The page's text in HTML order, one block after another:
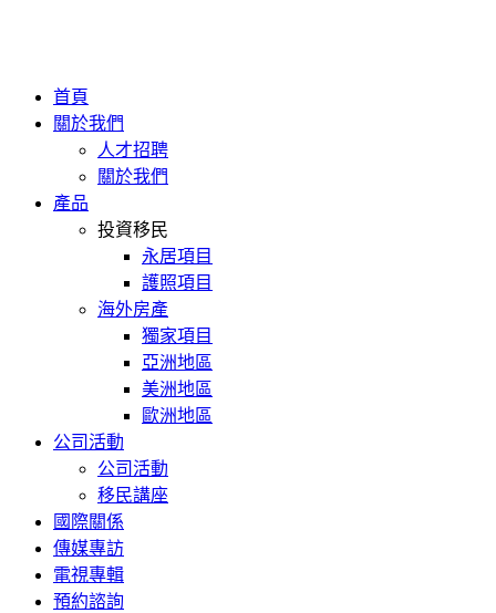
首頁
關於我們
人才招聘
關於我們
產品
投資移民
永居項目
護照項目
海外房產
獨家項目
亞洲地區
美洲地區
歐洲地區
公司活動
公司活動
移民講座
國際關係
傳媒專訪
電視專輯
預約諮詢